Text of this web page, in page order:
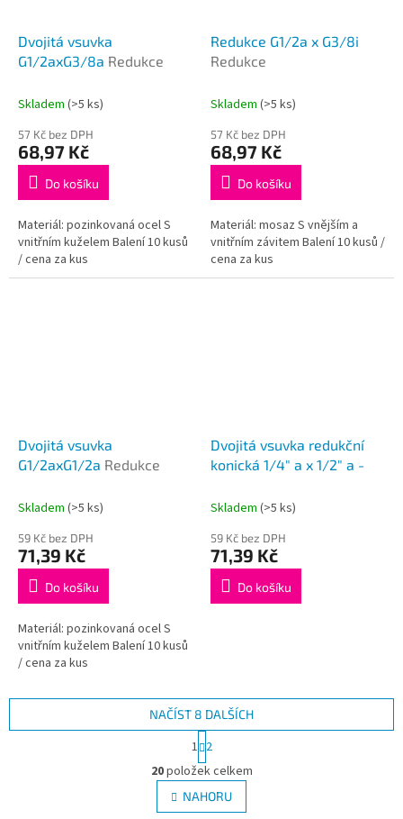
Dvojitá vsuvka
G1/2axG3/8a Redukce
Skladem (>5 ks)
57 Kč bez DPH
68,97 Kč
Do košíku
Materiál: pozinkovaná ocel S
vnitřním kuželem Balení 10 kusů
/ cena za kus
Redukce G1/2a x G3/8i
Redukce
Skladem (>5 ks)
57 Kč bez DPH
68,97 Kč
Do košíku
Materiál: mosaz S vnějším a
vnitřním závitem Balení 10 kusů /
cena za kus
Dvojitá vsuvka
G1/2axG1/2a Redukce
Skladem (>5 ks)
59 Kč bez DPH
71,39 Kč
Do košíku
Materiál: pozinkovaná ocel S
vnitřním kuželem Balení 10 kusů
/ cena za kus
Dvojitá vsuvka redukční
konická 1/4" a x 1/2" a -
Skladem (>5 ks)
59 Kč bez DPH
71,39 Kč
Do košíku
O
v
l
á
NAČÍST 8 DALŠÍCH
t
r
á
n
k
1 2
20položek celkem
NAHORU